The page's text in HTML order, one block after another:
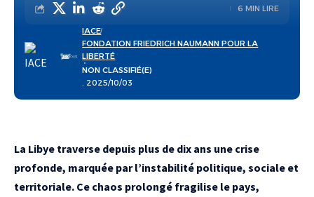
. 2025/10/03
IACE
FONDATION FRIEDRICH NAUMANN POUR LA
LIBERTÉ
NON CLASSIFIÉ(E)
6 MIN LIRE
La Libye traverse depuis plus de dix ans une crise
profonde, marquée par l’instabilité politique, sociale et
territoriale. Ce chaos prolongé fragilise le pays,